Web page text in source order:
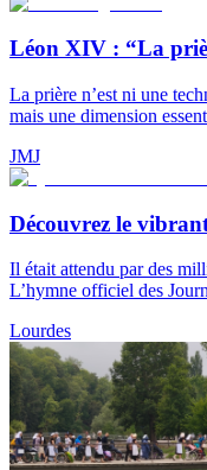
Léon XIV : “La
La prière n’est ni une
mais une dimension
JMJ
Découvrez le
Il était attendu par des
L’hymne officiel des
Lourdes